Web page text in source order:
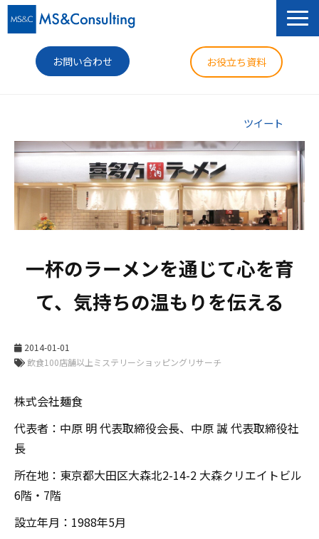
お問い合わせ お役立ち資料
セミナー
導入事例
企業情報
ツイート
一杯のラーメンを通じて心を育
て、気持ちの温もりを伝える
2014-01-01
株式会社麺食
代表者：中原 明 代表取締役会長、中原 誠 代表取締役社
長
所在地：東京都大田区大森北2-14-2 大森クリエイトビル
6階・7階
設立年月：1988年5月